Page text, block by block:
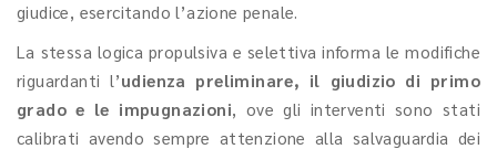
giudice, esercitando l’azione penale.
La stessa logica propulsiva e selettiva informa le modifiche
riguardanti l’udienza preliminare, il giudizio di primo
grado e le impugnazioni, ove gli interventi sono stati
calibrati avendo sempre attenzione alla salvaguardia dei